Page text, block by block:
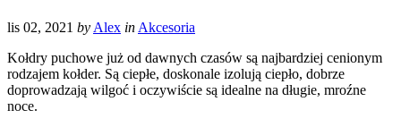
lis 02, 2021 by Alex in Akcesoria
Kołdry puchowe już od dawnych czasów są najbardziej cenionym
rodzajem kołder. Są ciepłe, doskonale izolują ciepło, dobrze
doprowadzają wilgoć i oczywiście są idealne na długie, mroźne
noce.